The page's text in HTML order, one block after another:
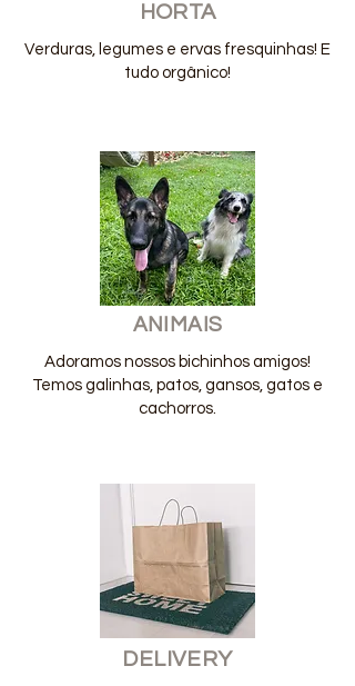
HORTA
Verduras, legumes e ervas fresquinhas! E
tudo orgânico!
ANIMAIS
Adoramos nossos bichinhos amigos!
Temos galinhas, patos, gansos, gatos e
cachorros.
DELIVERY